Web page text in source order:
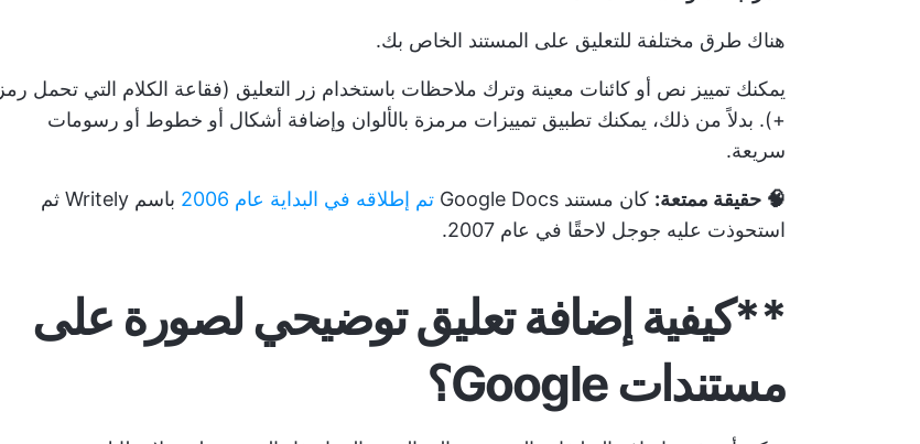
هناك طرق مختلفة للتعليق على المستند الخاص بك.
يمكنك تمييز نص أو كائنات معينة وترك ملاحظات باستخدام زر التعليق (فقاعة الكلام التي تحمل رمز
+). بدلاً من ذلك، يمكنك تطبيق تمييزات مرمزة بالألوان وإضافة أشكال أو خطوط أو رسومات
سريعة.
🧠 حقيقة ممتعة: كان مستند Google Docs تم إطلاقه في البداية عام 2006
باسم Writely ثم
استحوذت عليه جوجل لاحقًا في عام 2007.
**كيفية إضافة تعليق توضيحي لصورة على
مستندات Google؟